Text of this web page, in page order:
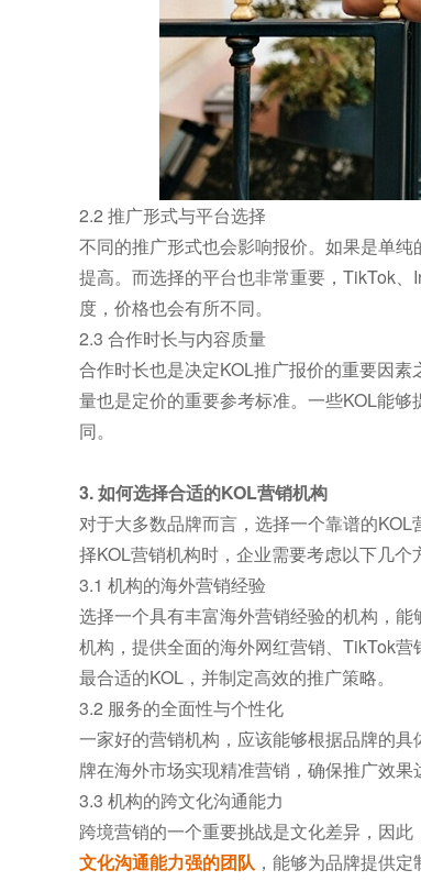
2.2 推广形式与平台选择
不同的推广形式也会影响报价。如果是单
提高。而选择的平台也非常重要，TikTok
度，价格也会有所不同。
2.3 合作时长与内容质量
合作时长也是决定KOL推广报价的重要因
量也是定价的重要参考标准。一些KOL能
同。
3. 如何选择合适的KOL营销机构
对于大多数品牌而言，选择一个靠谱的
择KOL营销机构时，企业需要考虑以下几个
3.1 机构的海外营销经验
选择一个具有丰富海外营销经验的机构，
机构，提供全面的海外网红营销、TikTok
最合适的KOL，并制定高效的推广策略。
3.2 服务的全面性与个性化
一家好的营销机构，应该能够根据品牌的
牌在海外市场实现精准营销，确保推广效果
3.3 机构的跨文化沟通能力
跨境营销的一个重要挑战是文化差异，因
文化沟通能力强的团队 ，能够为品牌提供